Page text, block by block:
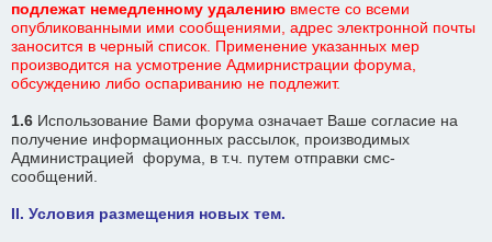
подлежат немедленному удалению вместе со всеми
опубликованными ими сообщениями, адрес электронной почты
заносится в черный список. Применение указанных мер
производится на усмотрение Адмирнистрации форума,
обсуждению либо оспариванию не подлежит.
1.6 Использование Вами форума означает Ваше согласие на
получение информационных рассылок, производимых
Администрацией форума, в т.ч. путем отправки смс-
сообщений.
II. Условия размещения новых тем.